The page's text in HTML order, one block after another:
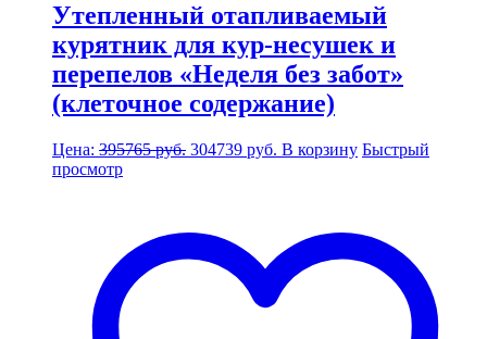
Утепленный отапливаемый
курятник для кур-несушек и
перепелов «Неделя без забот»
(клеточное содержание)
Цена: 395765руб. Первоначальная
304739 руб. Текущая
В корзину Быстрый
просмотр